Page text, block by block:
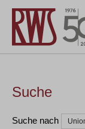
Suche
Suche nach